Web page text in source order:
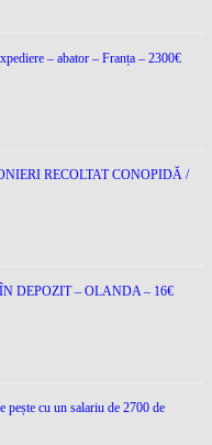
– abator – Franța – 2300€
RECOLTAT CONOPIDĂ /
DEPOZIT – OLANDA – 16€
pește cu un salariu de 2700 de